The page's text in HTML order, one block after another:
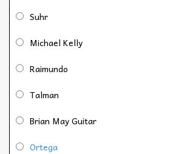
Suhr
Michael Kelly
Raimundo
Talman
Brian May Guitar
Ortega